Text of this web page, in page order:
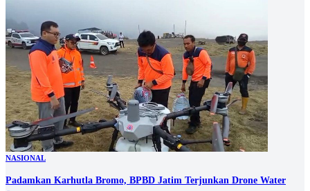
NASIONAL
Padamkan Karhutla Bromo, BPBD Jatim Terjunkan Drone Water